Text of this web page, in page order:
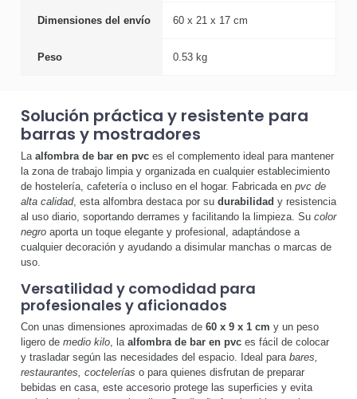
Dimensiones del envío 60 x 21 x 17 cm
Peso 0.53 kg
Solución práctica y resistente para
barras y mostradores
La alfombra de bar en pvc es el complemento ideal para mantener
la zona de trabajo limpia y organizada en cualquier establecimiento
de hostelería, cafetería o incluso en el hogar. Fabricada en pvc de
alta calidad, esta alfombra destaca por su durabilidad y resistencia
al uso diario, soportando derrames y facilitando la limpieza. Su color
negro aporta un toque elegante y profesional, adaptándose a
cualquier decoración y ayudando a disimular manchas o marcas de
uso.
Versatilidad y comodidad para
profesionales y aficionados
Con unas dimensiones aproximadas de 60 x 9 x 1 cm y un peso
ligero de medio kilo , la alfombra de bar en pvc es fácil de colocar
y trasladar según las necesidades del espacio. Ideal para bares,
restaurantes, coctelerías o para quienes disfrutan de preparar
bebidas en casa, este accesorio protege las superficies y evita